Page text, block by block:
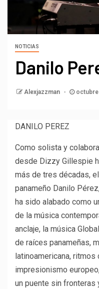
NOTICIAS
Danilo
Alexjazzman octubre
DANILO PEREZ
Como solista y
desde Dizzy Gillespie
más de tres décadas,
panameño Danilo
ha sido alabado como
de la música
anclaje, la música
de raíces panameñas,
latinoamericana,
impresionismo
un puente sin